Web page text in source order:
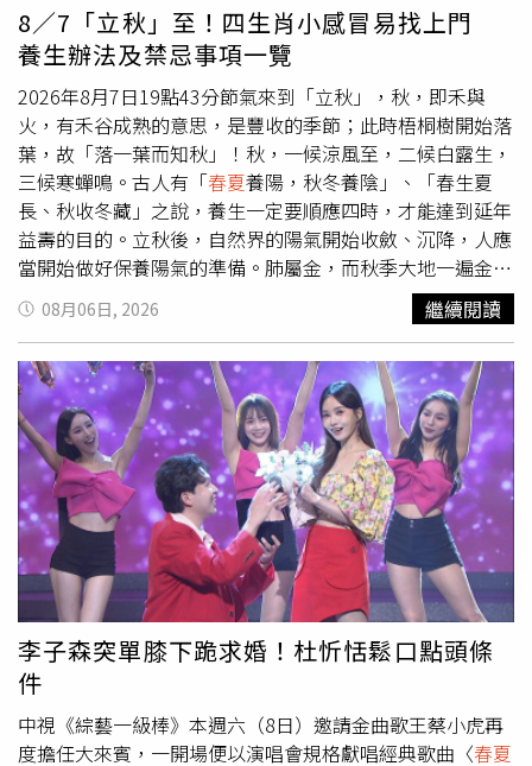
8／7「立秋」至！四生肖小感冒易找上門
養生辦法及禁忌事項一覽
2026年8月7日19點43分節氣來到「立秋」，秋，即禾與
火，有禾谷成熟的意思，是豐收的季節；此時梧桐樹開始落
葉，故「落一葉而知秋」！秋，一候涼風至，二候白露生，
三候寒蟬鳴。古人有「春夏養陽，秋冬養陰」、「春生夏
長、秋收冬藏」之說，養生一定要順應四時，才能達到延年
益壽的目的。立秋後，自然界的陽氣開始收斂、沉降，人應
當開始做好保養陽氣的準備。肺屬金，而秋季大地一遍金
黃，故肺主秋季。另外秋季主收，燥為秋季之主氣，而肺為
「嬌臟」不耐寒熱，故很容易被秋燥所傷，因此需要潤燥、
養陰、潤肺。而秋天屬金，金克木，所以秋天這種氣會抑制
你的肝氣、肝血的生發。肝開竅於目，所以這時候呢眼睛的
視力就會有所下降，因此立秋養生重在養肺護肝。2026年
「立秋」這半個月，健康要注意的生肖是屬猴、蛇、虎、
豬，小感冒、小病痛會特別明顯，一些病痛，在所難免，但
不會很嚴重，尤其要留意腹部的毛病，注意飲食衛生，可以
減低染病的機會；此外，會有神經緊張的傾向，必須盡量多
休息，多做適量運動以放鬆身心！以下依照食衣住行育樂來
建議「立秋」養生與禁忌：一、食的養生與禁忌1.宜吃養肺
潤肺的食物秋屬燥，而燥氣通於肺，很容易傷及肺陰，使人
患鼻乾、喉嚨痛、咳嗽、胸痛等呼吸疾病，所以飲食應注意
多吃些養肺潤肺的食物。肺是人體重要的呼吸器官，是人體
真氣之源，肺氣的盛衰關係到壽命的長短。養肺的蔬菜包括
蓮藕、百合、銀耳、木耳、山藥、胡蘿蔔、豆腐等。水果如
梨子、蘋果、山楂、荸薺等。果仁類如杏仁、核桃、花生、
08月06日, 2026 繼續閱讀
李子森突單膝下跪求婚！杜忻恬鬆口點頭條
件
中視《綜藝一級棒》本週六（8日）邀請金曲歌王蔡小虎再
度擔任大來賓，一開場便以演唱會規格獻唱經典歌曲〈春夏